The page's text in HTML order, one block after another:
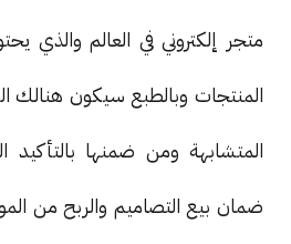
متجر إلكتروني في العالم
المنتجات وبالطبع سيكون هنالك
المتشابهة ومن ضمنها
ضمان بيع التصاميم والربح من